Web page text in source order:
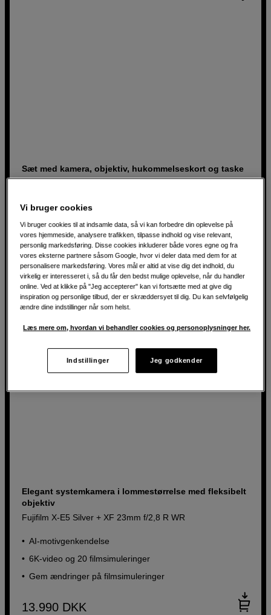
Sæt med kamera, objektiv, hukommelseskort og taske
Bagbelyst 40,2 megapixel APS-C-sensor
5-akset billedstabilisering (IBIS)
Videooptagelse i 6K 30P
14.199 DKK
Elegant systemkamera i lommestørrelse med fleksibelt
objektiv
Fujifilm X-E5 Silver + XF 23mm f/2,8 R WR
AI-motivgenkendelse
6K-video og 20 filmsimuleringer
Gem ændringer på filmsimuleringer
13.990 DKK
Vi bruger cookies
Vi bruger cookies til at indsamle data, så vi kan forbedre din oplevelse på
vores hjemmeside, analysere trafikken, tilpasse indhold og vise relevant,
personlig markedsføring. Disse cookies inkluderer både vores egne og fra
vores eksterne partnere såsom Google, hvor vi deler data med dem for at
personalisere markedsføring. Vores mål er altid at vise dig det indhold, du
virkelig er interesseret i, så du får den bedst mulige oplevelse, når du handler
online. Ved at klikke på "Jeg accepterer" kan vi fortsætte med at give dig
inspiration og personlige tilbud, der er skræddersyet til dig. Du kan selvfølgelig
ændre dine indstillinger når som helst.
Læs mere om, hvordan vi behandler cookies og personoplysninger her.
Indstillinger Jeg godkender